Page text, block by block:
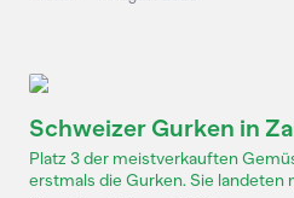
Schweizer Gurken in
Platz 3 der meistverkauften
erstmals die Gurken. Sie landeten